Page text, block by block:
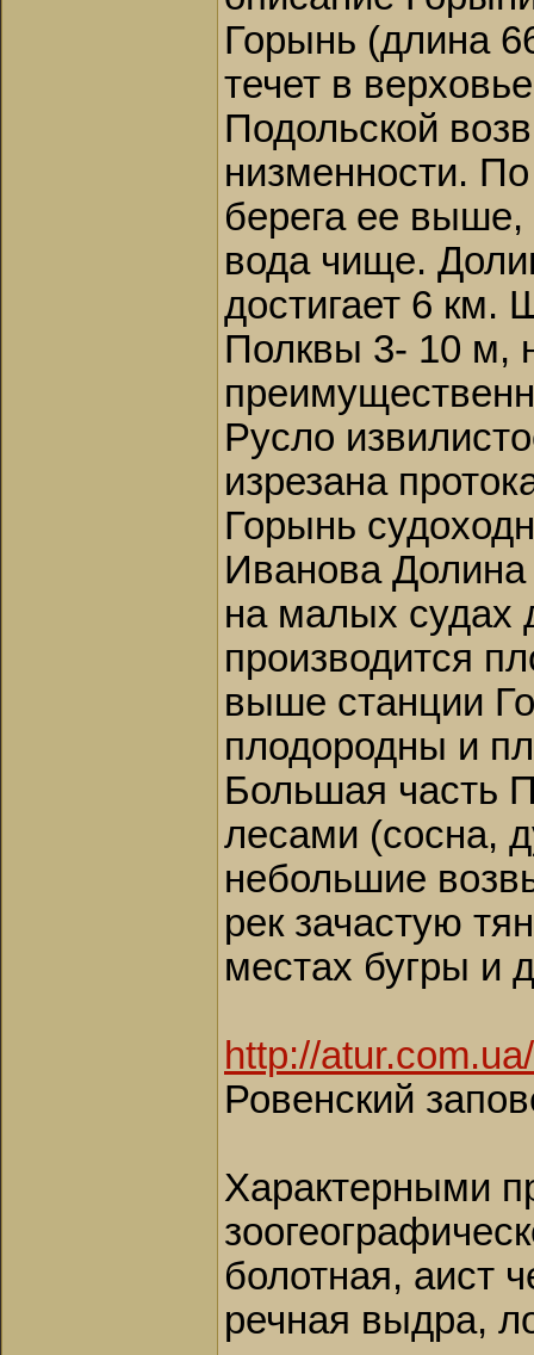
Горынь (длина
течет в
Подольской
низменности.
берега ее выше,
вода чище.
достигает 6 км.
Полквы 3- 10 м,
Русло
изрезана
Горынь
Иванова Долина
на малых судах
производится
выше станции
плодородны и
Большая часть
лесами (сосна,
небольшие
рек зачастую
местах бугры и
http://
Ровенский
Характерными
болотная, аист
речная выдра,